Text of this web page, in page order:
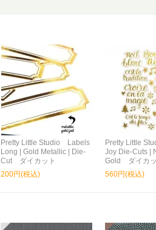
Pretty Little Studio Labels
Long | Gold Metallic | Die-
Cut ダイカット
200円(税込)
Pretty Little
Joy Die-Cuts |
Gold ダイカ
560円(税込)